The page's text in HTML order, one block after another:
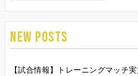
NEW POSTS
【試合情報】トレーニングマッチ